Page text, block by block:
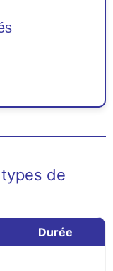
de
Durée